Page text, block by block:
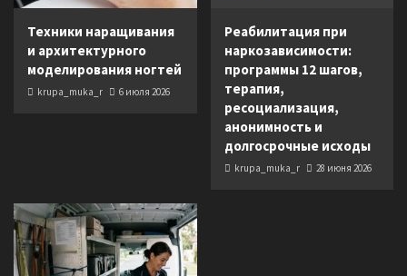
Техники наращивания
и архитектурного
моделирования ногтей
krupa_muka_r 6 июля 2026
Реабилитация при
наркозависимости:
программы 12 шагов,
терапия,
ресоциализация,
анонимность и
долгосрочные исходы
krupa_muka_r 28 июня 2026